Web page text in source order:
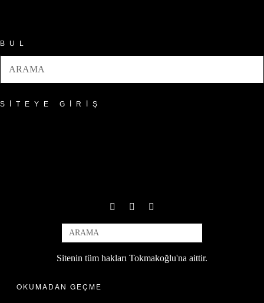
BUL
SITEYE GIRIŞ
Sitenin tüm hakları Tokmakoğlu'na aittir.
OKUMADAN GEÇME